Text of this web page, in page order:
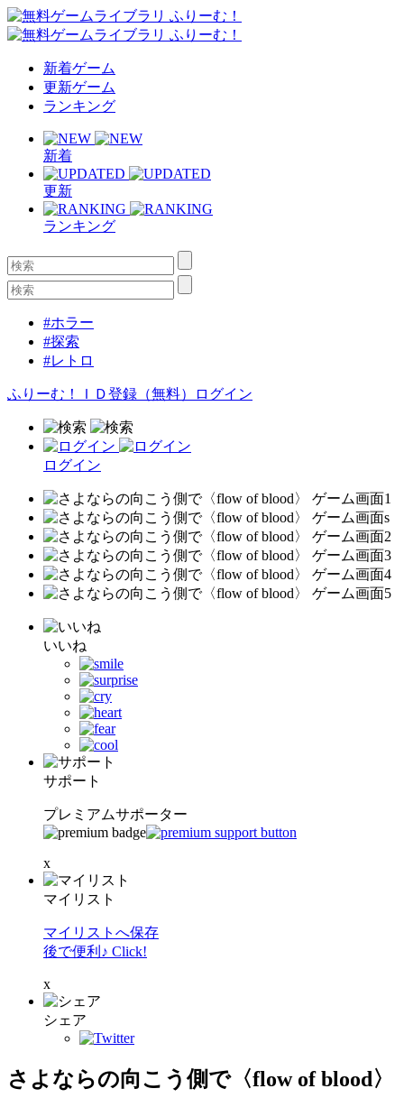
新着ゲーム
更新ゲーム
ランキング
新着
更新
ランキング
#ホラー
#探索
#レトロ
ふりーむ！ＩＤ登録（無料） ログイン
ログイン
いいね
サポート
プレミアムサポーター
x
マイリスト
マイリストへ保存
後で便利♪ Click!
x
シェア
さよならの向こう側で〈flow of blood〉